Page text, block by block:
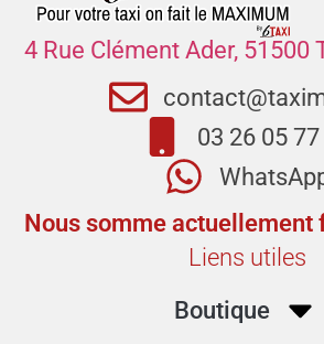
4 Rue Clément Ader, 51500
03 26 05
Nous somme actuellement
Liens utiles
Boutique